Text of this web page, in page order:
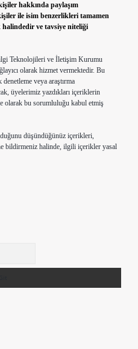
hakkında paylaşım
ile isim benzerlikleri tamamen
ve tavsiye niteliği
Teknolojileri ve İletişim Kurumu
olarak hizmet vermektedir. Bu
veya araştırma
üyelerimiz yazdıkları içeriklerin
olarak bu sorumluluğu kabul etmiş
düşündüğünüz içerikleri,
bildirmeniz halinde, ilgili içerikler yasal